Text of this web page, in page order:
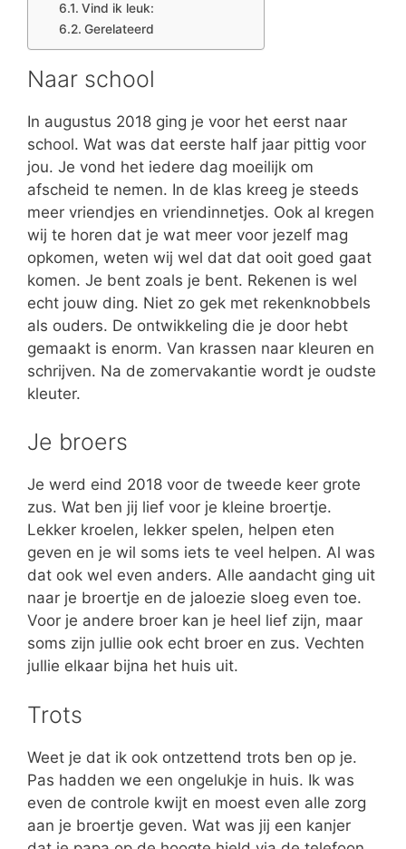
Vind ik leuk:
Gerelateerd
Naar school
In augustus 2018 ging je voor het eerst naar
school. Wat was dat eerste half jaar pittig voor
jou. Je vond het iedere dag moeilijk om
afscheid te nemen. In de klas kreeg je steeds
meer vriendjes en vriendinnetjes. Ook al kregen
wij te horen dat je wat meer voor jezelf mag
opkomen, weten wij wel dat dat ooit goed gaat
komen. Je bent zoals je bent. Rekenen is wel
echt jouw ding. Niet zo gek met rekenknobbels
als ouders. De ontwikkeling die je door hebt
gemaakt is enorm. Van krassen naar kleuren en
schrijven. Na de zomervakantie wordt je oudste
kleuter.
Je broers
Je werd eind 2018 voor de tweede keer grote
zus. Wat ben jij lief voor je kleine broertje.
Lekker kroelen, lekker spelen, helpen eten
geven en je wil soms iets te veel helpen. Al was
dat ook wel even anders. Alle aandacht ging uit
naar je broertje en de jaloezie sloeg even toe.
Voor je andere broer kan je heel lief zijn, maar
soms zijn jullie ook echt broer en zus. Vechten
jullie elkaar bijna het huis uit.
Trots
Weet je dat ik ook ontzettend trots ben op je.
Pas hadden we een ongelukje in huis. Ik was
even de controle kwijt en moest even alle zorg
aan je broertje geven. Wat was jij een kanjer